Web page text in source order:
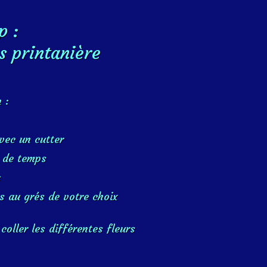
:
printanière
:
un cutter
temps
au grés de votre choix
coller les différentes fleurs